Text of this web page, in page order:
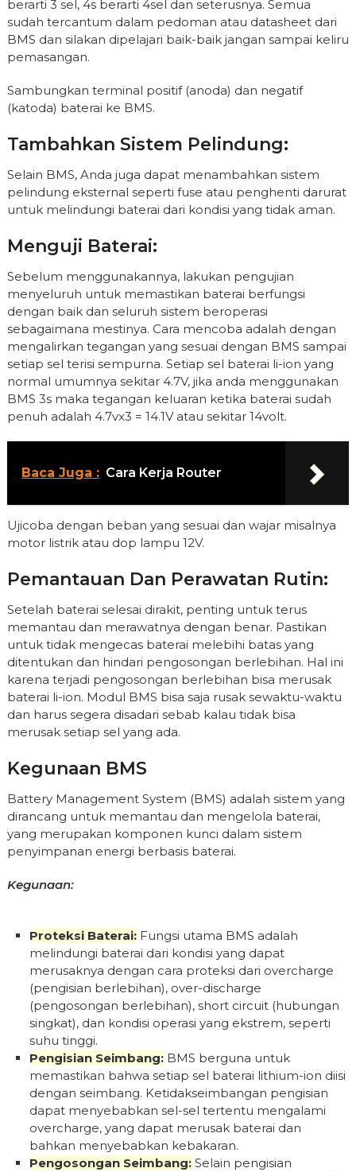
berarti 3 sel, 4s berarti 4sel dan seterusnya. Semua
sudah tercantum dalam pedoman atau datasheet dari
BMS dan silakan dipelajari baik-baik jangan sampai keliru
pemasangan.
Sambungkan terminal positif (anoda) dan negatif
(katoda) baterai ke BMS.
Tambahkan Sistem Pelindung:
Selain BMS, Anda juga dapat menambahkan sistem
pelindung eksternal seperti fuse atau penghenti darurat
untuk melindungi baterai dari kondisi yang tidak aman.
Menguji Baterai:
Sebelum menggunakannya, lakukan pengujian
menyeluruh untuk memastikan baterai berfungsi
dengan baik dan seluruh sistem beroperasi
sebagaimana mestinya. Cara mencoba adalah dengan
mengalirkan tegangan yang sesuai dengan BMS sampai
setiap sel terisi sempurna. Setiap sel baterai li-ion yang
normal umumnya sekitar 4.7V, jika anda menggunakan
BMS 3s maka tegangan keluaran ketika baterai sudah
penuh adalah 4.7vx3 = 14.1V atau sekitar 14volt.
Baca Juga : Cara Kerja Router
Ujicoba dengan beban yang sesuai dan wajar misalnya
motor listrik atau dop lampu 12V.
Pemantauan Dan Perawatan Rutin:
Setelah baterai selesai dirakit, penting untuk terus
memantau dan merawatnya dengan benar. Pastikan
untuk tidak mengecas baterai melebihi batas yang
ditentukan dan hindari pengosongan berlebihan. Hal ini
karena terjadi pengosongan berlebihan bisa merusak
baterai li-ion. Modul BMS bisa saja rusak sewaktu-waktu
dan harus segera disadari sebab kalau tidak bisa
merusak setiap sel yang ada.
Kegunaan BMS
Battery Management System (BMS) adalah sistem yang
dirancang untuk memantau dan mengelola baterai,
yang merupakan komponen kunci dalam sistem
penyimpanan energi berbasis baterai.
Kegunaan:
Proteksi Baterai: Fungsi utama BMS adalah
melindungi baterai dari kondisi yang dapat
merusaknya dengan cara proteksi dari overcharge
(pengisian berlebihan), over-discharge
(pengosongan berlebihan), short circuit (hubungan
singkat), dan kondisi operasi yang ekstrem, seperti
suhu tinggi.
Pengisian Seimbang: BMS berguna untuk
memastikan bahwa setiap sel baterai lithium-ion diisi
dengan seimbang. Ketidakseimbangan pengisian
dapat menyebabkan sel-sel tertentu mengalami
overcharge, yang dapat merusak baterai dan
bahkan menyebabkan kebakaran.
Pengosongan Seimbang: Selain pengisian